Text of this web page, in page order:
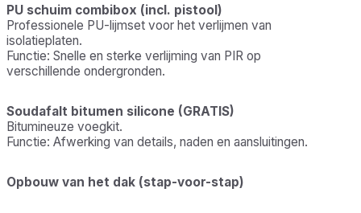
PU schuim combibox (incl. pistool)
Professionele PU-lijmset voor het verlijmen van
isolatieplaten.
Functie: Snelle en sterke verlijming van PIR op
verschillende ondergronden.
Soudafalt bitumen silicone (GRATIS)
Bitumineuze voegkit.
Functie: Afwerking van details, naden en aansluitingen.
Opbouw van het dak (stap-voor-stap)